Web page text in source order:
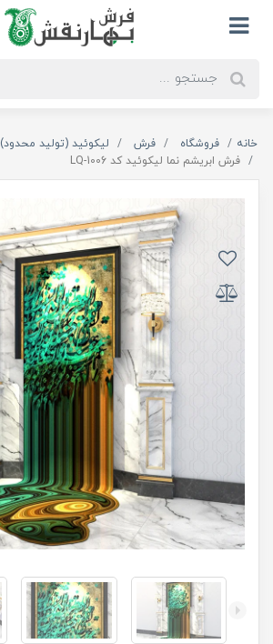
خانه فروشگاه فرش
لیکوئید (تولید محدود)
فرش ابریشم نما لیکوئید کد LQ-1006